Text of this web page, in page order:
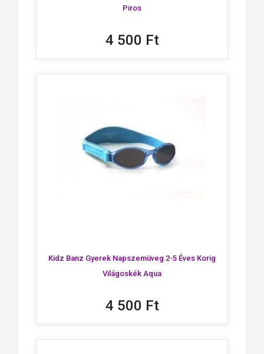
Piros
4 500 Ft
Kidz Banz Gyerek Napszemüveg 2-5 Éves Korig
Világoskék Aqua
4 500 Ft